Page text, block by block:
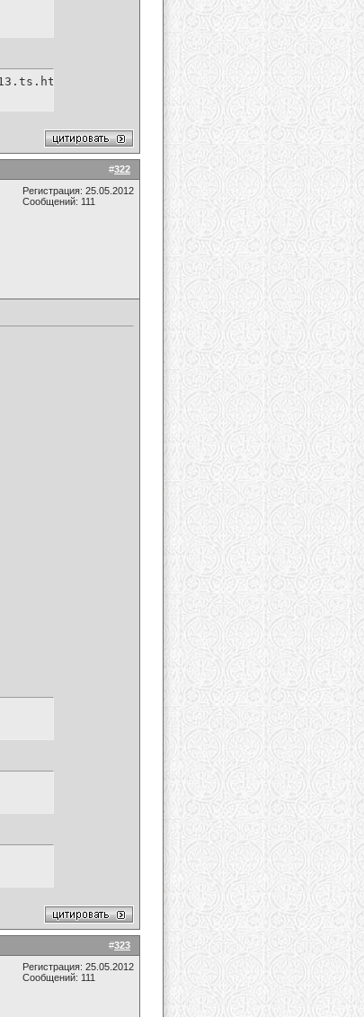
#322
Регистрация: 25.05.2012
Сообщений: 111
#323
Регистрация: 25.05.2012
Сообщений: 111